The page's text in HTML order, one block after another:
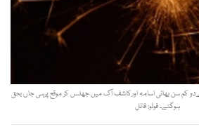
کم سن بھائی اسامہ اورکاشف آگ میں جھلس کر موقع پرہی جاں بحق
ہوگئے۔ فوٹو: فائل